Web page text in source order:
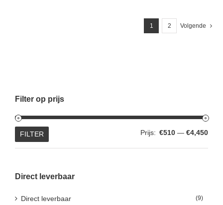
1 2 Volgende
Filter op prijs
Min.
Max.
FILTER Prijs: €510 — €4,450
Direct leverbaar
Direct leverbaar (9)